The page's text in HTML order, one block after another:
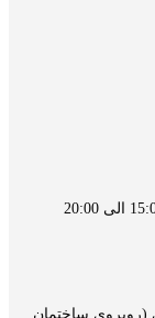
(روبروی ساختمان